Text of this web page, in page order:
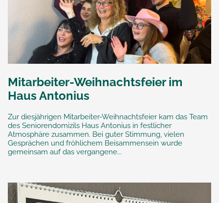
Mitarbeiter-Weihnachtsfeier im
Haus Antonius
Zur diesjährigen Mitarbeiter-Weihnachtsfeier kam das Team
des Seniorendomizils Haus Antonius in festlicher
Atmosphäre zusammen. Bei guter Stimmung, vielen
Gesprächen und fröhlichem Beisammensein wurde
gemeinsam auf das vergangene...